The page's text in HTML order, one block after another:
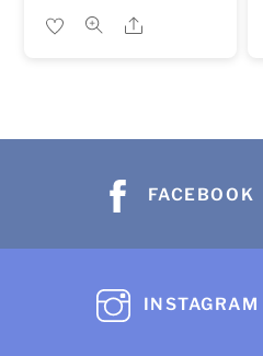
Share
FACEBOOK
INSTAGRAM